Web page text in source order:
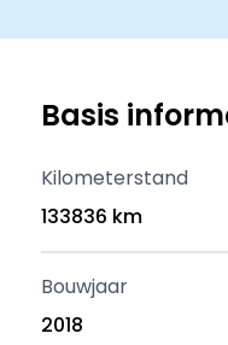
Basis
Kilometerstand
133836 km
Bouwjaar
2018